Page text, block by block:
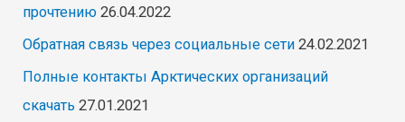
прочтению 26.04.2022
Обратная связь через социальные сети 24.02.2021
Полные контакты Арктических организаций
скачать 27.01.2021